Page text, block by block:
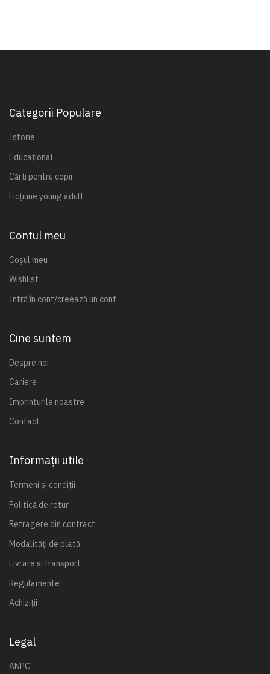
Categorii Populare
Istorie
Educațional
Cărți pentru copii
Ficțiune young adult
Contul meu
Coșul meu
Wishlist
Intră în cont/creează un cont
Cine suntem
Despre noi
Cariere
Imprinturile noastre
Contact
Informații utile
Termeni și condiții
Politică de retur
Retragere din contract
Modalități de plată
Livrare și transport
Regulamente
Achiziții
Legal
ANPC